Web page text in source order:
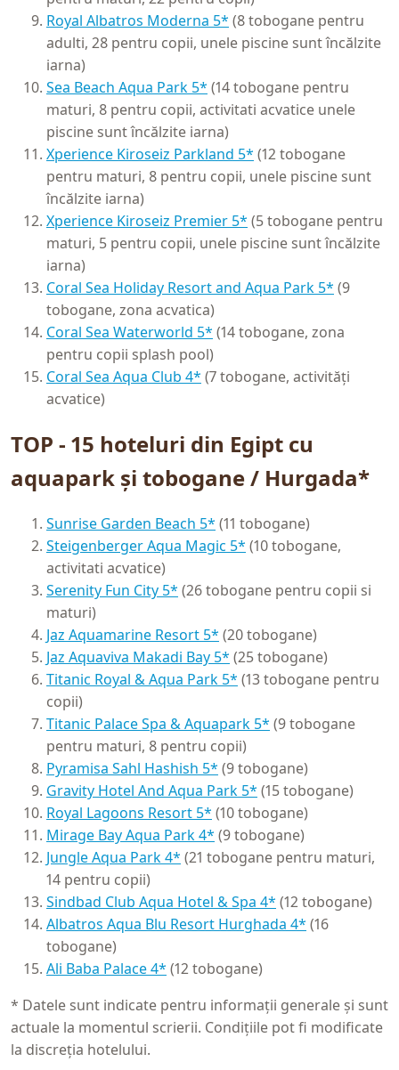
Royal Albatros Moderna 5* (8 tobogane pentru
adulti, 28 pentru copii, unele piscine sunt încălzite
iarna)
Sea Beach Aqua Park 5* (14 tobogane pentru
maturi, 8 pentru copii, activitati acvatice unele
piscine sunt încălzite iarna)
Xperience Kiroseiz Parkland 5* (12 tobogane
pentru maturi, 8 pentru copii, unele piscine sunt
încălzite iarna)
Xperience Kiroseiz Premier 5* (5 tobogane pentru
maturi, 5 pentru copii, unele piscine sunt încălzite
iarna)
Coral Sea Holiday Resort and Aqua Park 5* (9
tobogane, zona acvatica)
Coral Sea Waterworld 5* (14 tobogane, zona
pentru copii splash pool)
Coral Sea Aqua Club 4* (7 tobogane, activități
acvatice)
TOP - 15 hoteluri din Egipt cu
aquapark și tobogane / Hurgada*
Sunrise Garden Beach 5* (11 tobogane)
Steigenberger Aqua Magic 5* (10 tobogane,
activitati acvatice)
Serenity Fun City 5* (26 tobogane pentru copii si
maturi)
Jaz Aquamarine Resort 5* (20 tobogane)
Jaz Aquaviva Makadi Bay 5* (25 tobogane)
Titanic Royal & Aqua Park 5* (13 tobogane pentru
copii)
Titanic Palace Spa & Aquapark 5* (9 tobogane
pentru maturi, 8 pentru copii)
Pyramisa Sahl Hashish 5* (9 tobogane)
Gravity Hotel And Aqua Park 5* (15 tobogane)
Royal Lagoons Resort 5* (10 tobogane)
Mirage Bay Aqua Park 4* (9 tobogane)
Jungle Aqua Park 4* (21 tobogane pentru maturi,
14 pentru copii)
Sindbad Club Aqua Hotel & Spa 4* (12 tobogane)
Albatros Aqua Blu Resort Hurghada 4* (16
tobogane)
Ali Baba Palace 4* (12 tobogane)
* Datele sunt indicate pentru informații generale și sunt
actuale la momentul scrierii. Condițiile pot fi modificate
la discreția hotelului.